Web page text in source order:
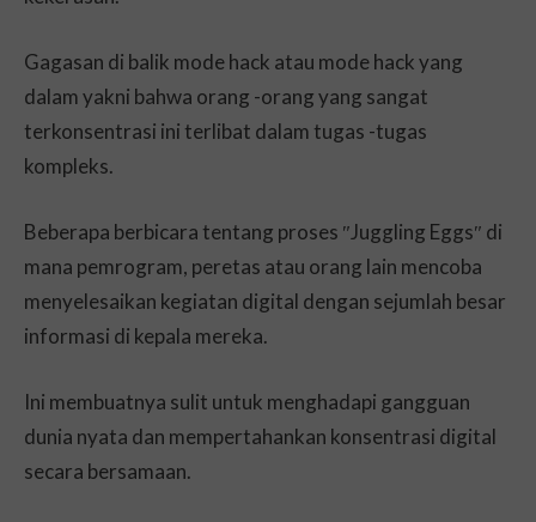
Gagasan di balik mode hack atau mode hack yang
dalam yakni bahwa orang -orang yang sangat
terkonsentrasi ini terlibat dalam tugas -tugas
kompleks.
Beberapa berbicara tentang proses ″Juggling Eggs″ di
mana pemrogram, peretas atau orang lain mencoba
menyelesaikan kegiatan digital dengan sejumlah besar
informasi di kepala mereka.
Ini membuatnya sulit untuk menghadapi gangguan
dunia nyata dan mempertahankan konsentrasi digital
secara bersamaan.